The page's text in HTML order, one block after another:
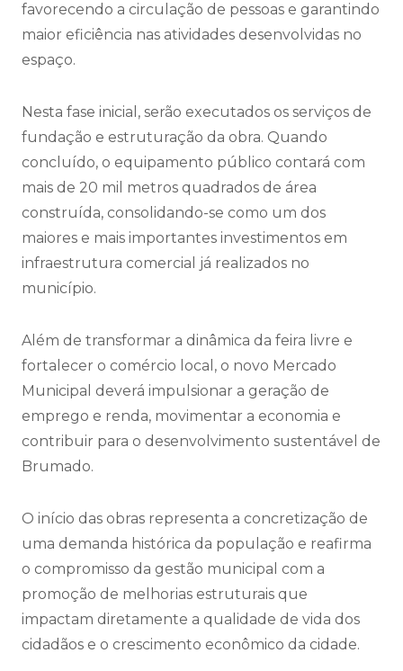
favorecendo a circulação de pessoas e garantindo
maior eficiência nas atividades desenvolvidas no
espaço.
Nesta fase inicial, serão executados os serviços de
fundação e estruturação da obra. Quando
concluído, o equipamento público contará com
mais de 20 mil metros quadrados de área
construída, consolidando-se como um dos
maiores e mais importantes investimentos em
infraestrutura comercial já realizados no
município.
Além de transformar a dinâmica da feira livre e
fortalecer o comércio local, o novo Mercado
Municipal deverá impulsionar a geração de
emprego e renda, movimentar a economia e
contribuir para o desenvolvimento sustentável de
Brumado.
O início das obras representa a concretização de
uma demanda histórica da população e reafirma
o compromisso da gestão municipal com a
promoção de melhorias estruturais que
impactam diretamente a qualidade de vida dos
cidadãos e o crescimento econômico da cidade.